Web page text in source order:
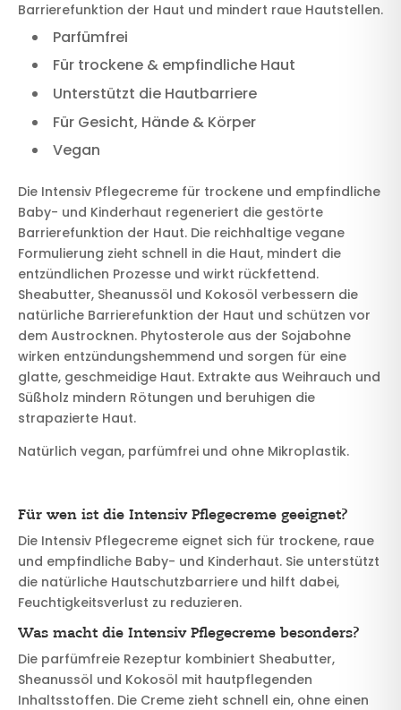
Barrierefunktion der Haut und mindert raue Hautstellen.
Parfümfrei
Für trockene & empfindliche Haut
Unterstützt die Hautbarriere
Für Gesicht, Hände & Körper
Vegan
Die Intensiv Pflegecreme für trockene und empfindliche
Baby- und Kinderhaut regeneriert die gestörte
Barrierefunktion der Haut. Die reichhaltige vegane
Formulierung zieht schnell in die Haut, mindert die
entzündlichen Prozesse und wirkt rückfettend.
Sheabutter, Sheanussöl und Kokosöl verbessern die
natürliche Barrierefunktion der Haut und schützen vor
dem Austrocknen. Phytosterole aus der Sojabohne
wirken entzündungshemmend und sorgen für eine
glatte, geschmeidige Haut. Extrakte aus Weihrauch und
Süßholz mindern Rötungen und beruhigen die
strapazierte Haut.
Natürlich vegan, parfümfrei und ohne Mikroplastik.
Für wen ist die Intensiv Pflegecreme geeignet?
Die Intensiv Pflegecreme eignet sich für trockene, raue
und empfindliche Baby- und Kinderhaut. Sie unterstützt
die natürliche Hautschutzbarriere und hilft dabei,
Feuchtigkeitsverlust zu reduzieren.
Was macht die Intensiv Pflegecreme besonders?
Die parfümfreie Rezeptur kombiniert Sheabutter,
Sheanussöl und Kokosöl mit hautpflegenden
Inhaltsstoffen. Die Creme zieht schnell ein, ohne einen